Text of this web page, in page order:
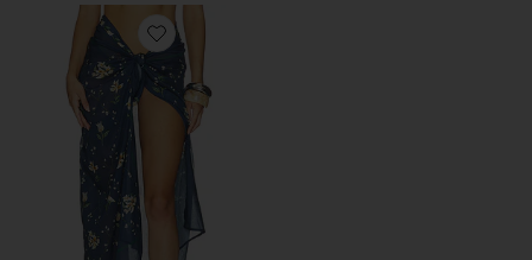
Favorite LAVANDA ミディ丈スカート